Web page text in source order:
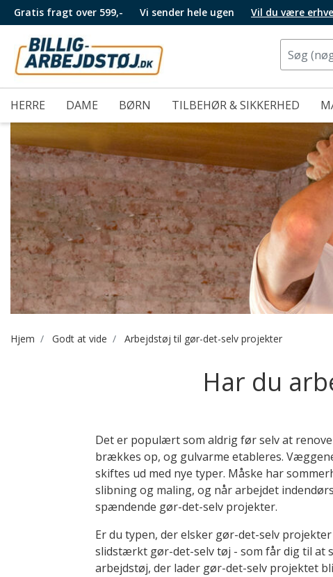
Gratis fragt over 599,- Vi sender hele ugen Vil du være
HERRE DAME BØRN TILBEHØR & SIKKERHED
Hjem Godt at vide Arbejdstøj til gør-det-selv projekter
Har du
Det er populært som aldrig før selv at
brækkes op, og gulvarme etableres.
skiftes ud med nye typer. Måske har
slibning og maling, og når arbejdet
spændende gør-det-selv projekter.
Er du typen, der elsker gør-det-selv
slidstærkt gør-det-selv tøj - som får dig til at
arbejdstøj, der lader gør-det-selv projektet